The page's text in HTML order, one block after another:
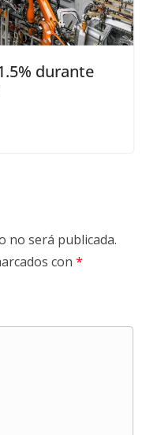
durante
no será publicada.
con *